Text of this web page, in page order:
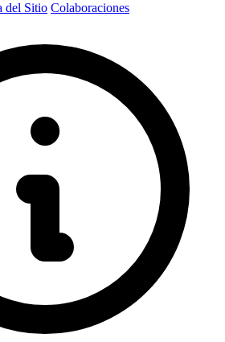
del Sitio Colaboraciones